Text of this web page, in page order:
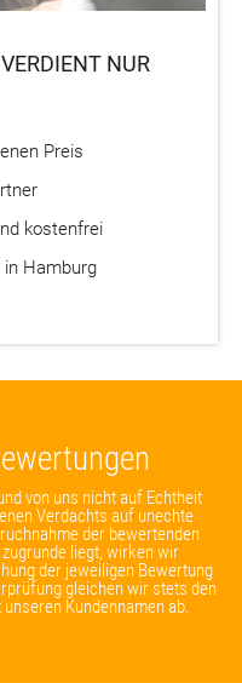
NUR
Preis
kostenfrei
Hamburg
von uns nicht auf Echtheit
Verdachts auf unechte
der bewertenden
liegt, wirken wir
der jeweiligen Bewertung
gleichen wir stets den
Kundennamen ab.